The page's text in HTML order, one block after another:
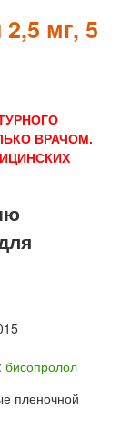
мг, 5
ВРАЧОМ.
бисопролол
пленочной